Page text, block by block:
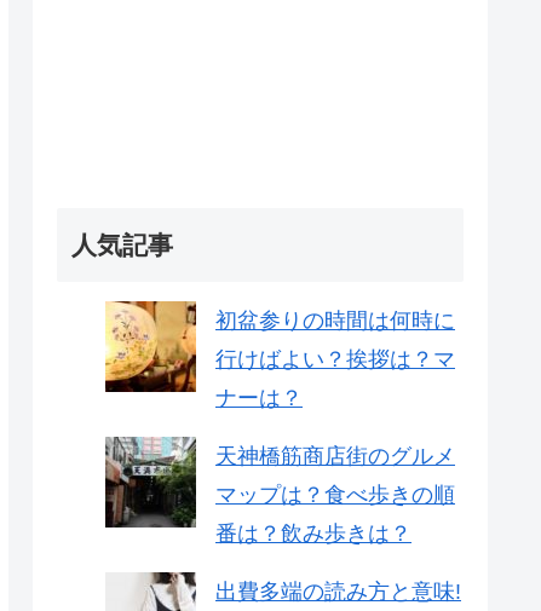
人気記事
初盆参りの時間は何時に
行けばよい？挨拶は？マ
ナーは？
天神橋筋商店街のグルメ
マップは？食べ歩きの順
番は？飲み歩きは？
出費多端の読み方と意味!